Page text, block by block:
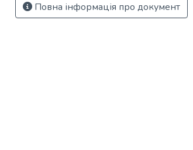
Повна інформація про документ